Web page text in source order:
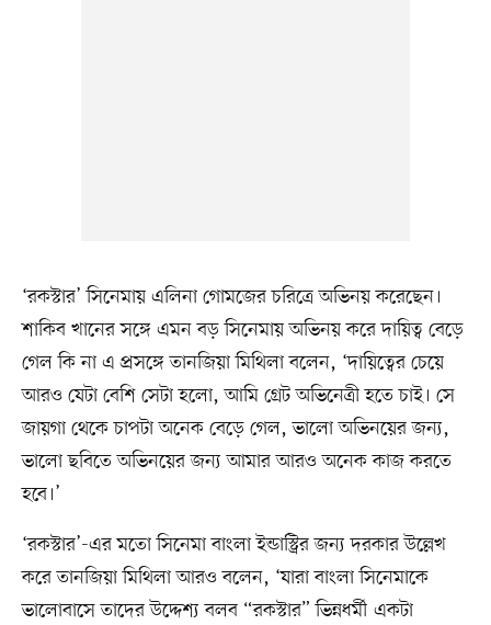
‘রকস্টার’ সিনেমায় এলিনা গোমজের চরিত্রে অভিনয় করেছেন।
শাকিব খানের সঙ্গে এমন বড় সিনেমায় অভিনয় করে দায়িত্ব বেড়ে
গেল কি না এ প্রসঙ্গে তানজিয়া মিথিলা বলেন, ‘দায়িত্বের চেয়ে
আরও যেটা বেশি সেটা হলো, আমি গ্রেট অভিনেত্রী হতে চাই। সে
জায়গা থেকে চাপটা অনেক বেড়ে গেল, ভালো অভিনয়ের জন্য,
ভালো ছবিতে অভিনয়ের জন্য আমার আরও অনেক কাজ করতে
হবে।’
‘রকস্টার’-এর মতো সিনেমা বাংলা ইন্ডাস্ট্রির জন্য দরকার উল্লেখ
করে তানজিয়া মিথিলা আরও বলেন, ‘যারা বাংলা সিনেমাকে
ভালোবাসে তাদের উদ্দেশ্য বলব “রকস্টার” ভিন্নধর্মী একটা